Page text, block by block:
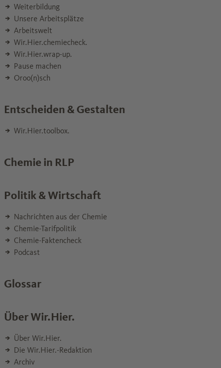
Weiterbildung
Unsere Arbeitsplätze
Arbeitswelt
Wir.Hier.chemiecheck.
Wir.Hier.wrap-up.
Pause machen
Oroo(n)sch
Entscheiden & Gestalten
Wir.Hier.toolbox.
Chemie in RLP
Politik & Wirtschaft
Nachrichten aus der Chemie
Chemie-Tarifpolitik
Chemie-Faktencheck
Podcast
Glossar
Über Wir.Hier.
Über Wir.Hier.
Die Wir.Hier.-Redaktion
Archiv